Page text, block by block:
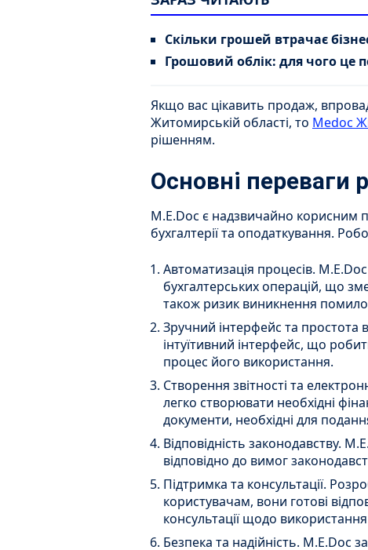
Скільки грошей втрачає
Грошовий облік: для чого це
Якщо вас цікавить продаж,
Житомирській області, то Medoc
рішенням.
Основні переваги
M.E.Doc є надзвичайно
бухгалтерії та оподаткування.
Автоматизація процесів.
бухгалтерських операцій, що
також ризик виникнення
Зручний інтерфейс та
інтуїтивний інтерфейс, що
процес його використання.
Створення звітності та
легко створювати необхідні
документи, необхідні для
Відповідність законодавству.
відповідно до вимог
Підтримка та консультації.
користувачам, вони готові
консультації щодо
Безпека та надійність. M.E.Doc